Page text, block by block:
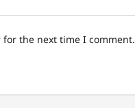
the next time I comment.